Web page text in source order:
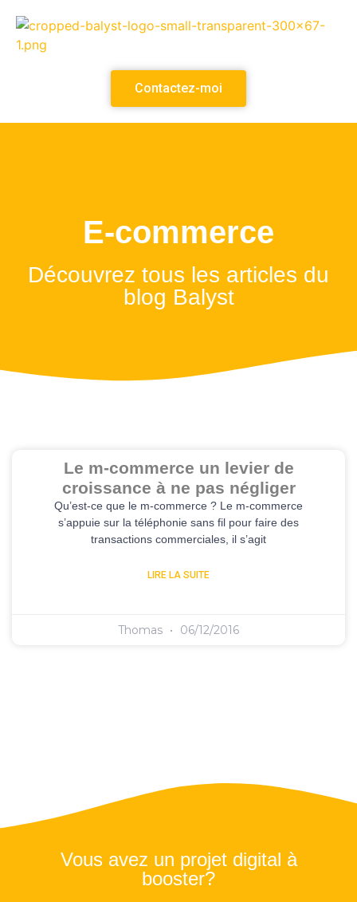
Contactez-moi
E-commerce
Découvrez tous les articles du
blog Balyst
Le m-commerce un levier de
croissance à ne pas négliger
Qu’est-ce que le m-commerce ? Le m-commerce
s’appuie sur la téléphonie sans fil pour faire des
transactions commerciales, il s’agit
LIRE LA SUITE
Thomas 06/12/2016
Vous avez un projet digital à
booster?